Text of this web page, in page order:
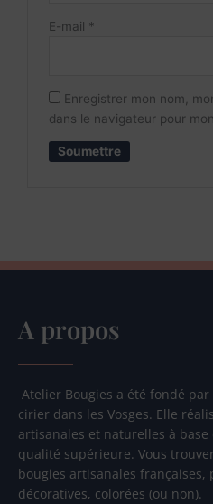
E-mail *
Enregistrer mon nom,
dans le navigateur pour
A propos
Atelier Bougies a été fondé
cirier dans les Vosges. Elle
artisanales et naturelles à base
qualité supérieure. Vous
bougies artisanales françaises,
décoratives, colorées (ou non).